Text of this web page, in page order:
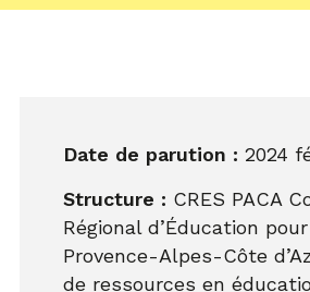
Date de parution : 2024
Structure : CRES PACA
Régional d’Éducation
Provence-Alpes-Côte
de ressources en